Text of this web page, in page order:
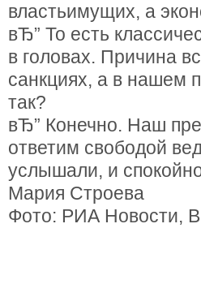
властьимущих, а
вЂ” То есть
в головах. Причина
санкциях, а в нашем
так?
вЂ” Конечно. Наш
ответим свободой
услышали, и
Мария Строева
Фото: РИА Новости,